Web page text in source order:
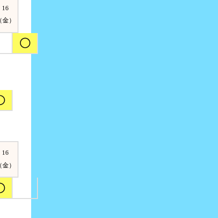
16
金）
16
金）